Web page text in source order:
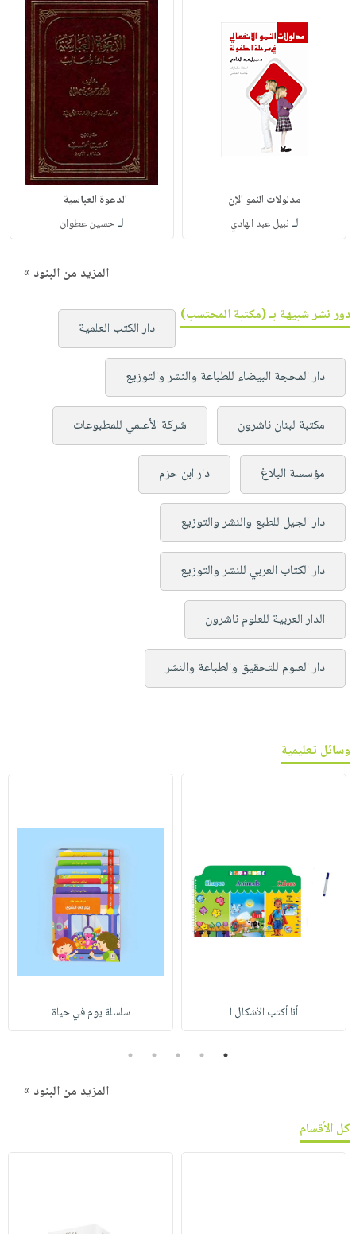
مدلولات النمو الإن
لـ نبيل عبد الهادي
الدعوة العباسية -
لـحسين عطوان
المزيد من البنود »
دور نشر شبيهة بـ (مكتبة المحتسب)
دار الكتب العلمية
دار المحجة البيضاء للطباعة والنشر والتوزيع
مكتبة لبنان ناشرون شركة الأعلمي للمطبوعات
مؤسسة البلاغ دار ابن حزم
دار الجيل للطبع والنشر والتوزيع
دار الكتاب العربي للنشر والتوزيع
الدار العربية للعلوم ناشرون
دار العلوم للتحقيق والطباعة والنشر
وسائل تعليمية
أنا أكتب الأشكال ا سلسلة يوم في حياة
1
2
3
4
5
المزيد من البنود »
كل الأقسام